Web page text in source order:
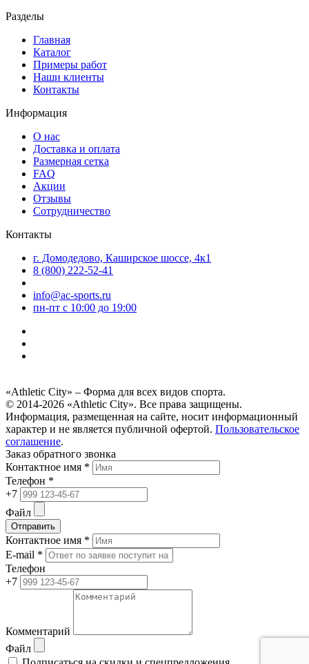
Разделы
Главная
Каталог
Примеры работ
Наши клиенты
Контакты
Информация
О нас
Доставка и оплата
Размерная сетка
FAQ
Акции
Отзывы
Сотрудничество
Контакты
г. Домодедово, Каширское шоссе, 4к1
8 (800) 222-52-41
info@ac-sports.ru
пн-пт c 10:00 до 19:00
«Athletic City» – Форма для всех видов спорта.
© 2014-2026 «Athletic City». Все права защищены.
Информация, размещенная на сайте, носит информационный
характер и не является публичной офертой. Пользовательское
соглашение.
Заказ обратного звонка
Контактное имя *
Телефон *
+7
Файл
Отправить
Контактное имя *
E-mail *
Телефон
+7
Комментарий
Файл